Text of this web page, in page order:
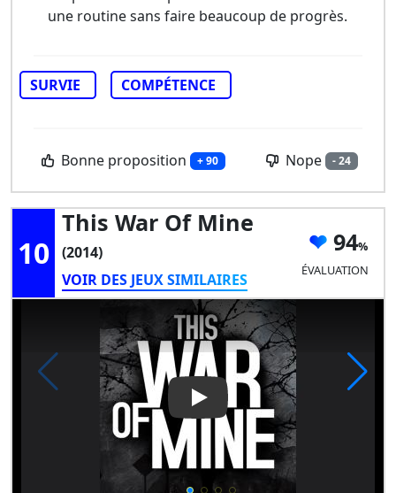
une routine sans faire beaucoup de progrès.
SURVIE COMPÉTENCE
Bonne proposition + 90 Nope - 24
10
This War Of Mine
(2014)
VOIR DES JEUX SIMILAIRES
94
ÉVALUATION
Play Video: This War of Mine